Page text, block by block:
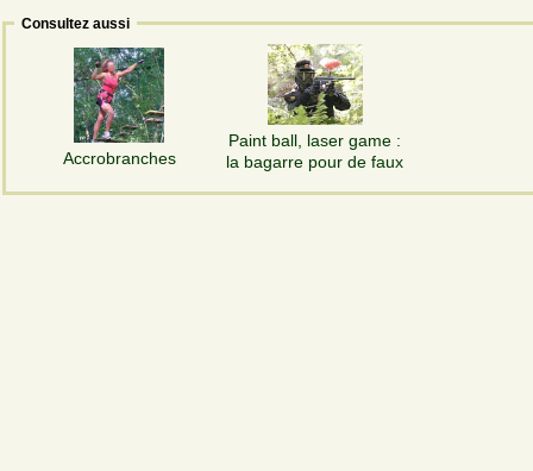
Consultez aussi
Accrobranches
Paint ball, laser game :
la bagarre pour de faux